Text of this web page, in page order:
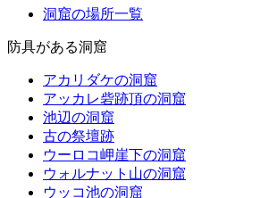
洞窟の場所一覧
防具がある洞窟
アカリダケの洞窟
アッカレ砦跡頂の洞窟
池辺の洞窟
古の祭壇跡
ウーロコ岬崖下の洞窟
ウォルナット山の洞窟
ウッコ池の洞窟